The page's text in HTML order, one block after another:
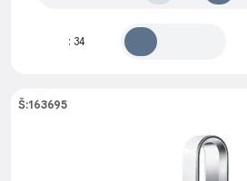
: 34
Š:163695